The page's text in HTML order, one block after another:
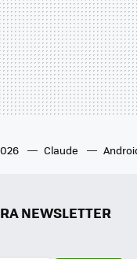
Claude
NEWSLETTER